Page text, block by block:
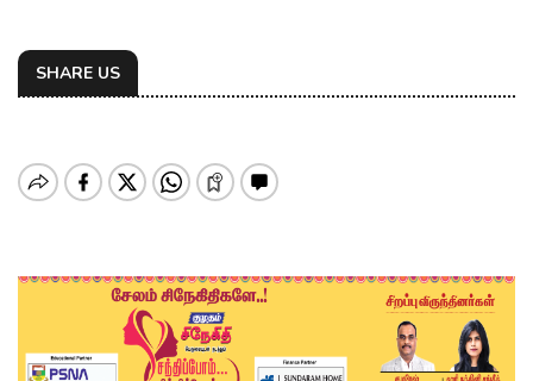
SHARE US